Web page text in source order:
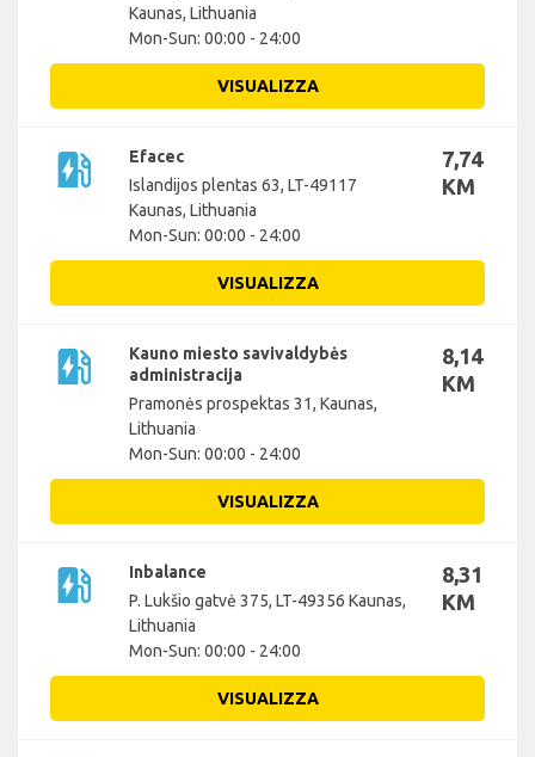
Kaunas, Lithuania
Mon-Sun: 00:00 - 24:00
VISUALIZZA
ev_station
Efacec
Islandijos plentas 63, LT-49117
Kaunas, Lithuania
Mon-Sun: 00:00 - 24:00
7,74
KM
VISUALIZZA
ev_station
Kauno miesto savivaldybės
administracija
Pramonės prospektas 31, Kaunas,
Lithuania
Mon-Sun: 00:00 - 24:00
8,14
KM
VISUALIZZA
ev_station
Inbalance
P. Lukšio gatvė 375, LT-49356 Kaunas,
Lithuania
Mon-Sun: 00:00 - 24:00
8,31
KM
VISUALIZZA